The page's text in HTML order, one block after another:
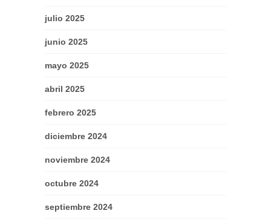
julio 2025
junio 2025
mayo 2025
abril 2025
febrero 2025
diciembre 2024
noviembre 2024
octubre 2024
septiembre 2024